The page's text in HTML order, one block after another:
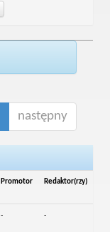
następny
Promotor Redaktor(rzy)
- -